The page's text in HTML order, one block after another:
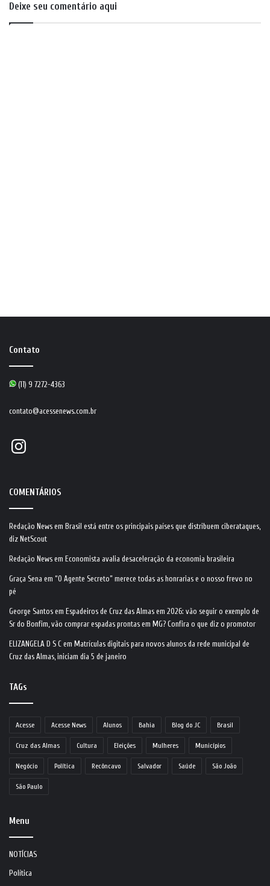
Deixe seu comentário aqui
Contato
(11) 9 7272-4363
contato@acessenews.com.br
Instagram
COMENTÁRIOS
Redação News em Brasil está entre os principais países que distribuem ciberataques,
diz NetScout
Redação News em Economista avalia desaceleração da economia brasileira
Graça Sena em “O Agente Secreto” merece todas as honrarias e o nosso frevo no
pé
George Santos em Espadeiros de Cruz das Almas em 2026: vão seguir o exemplo de
Sr do Bonfim, vão comprar espadas prontas em MG? Confira o que diz o promotor
ELIZANGELA D S C em Matrículas digitais para novos alunos da rede municipal de
Cruz das Almas, iniciam dia 5 de janeiro
TAGs
Acesse Acesse News Alunos Bahia Blog do JC Brasil
Cruz das Almas Cultura Eleições Mulheres Municípios
Negócio Política Recôncavo Salvador Saúde São João
São Paulo
Menu
NOTÍCIAS
Política